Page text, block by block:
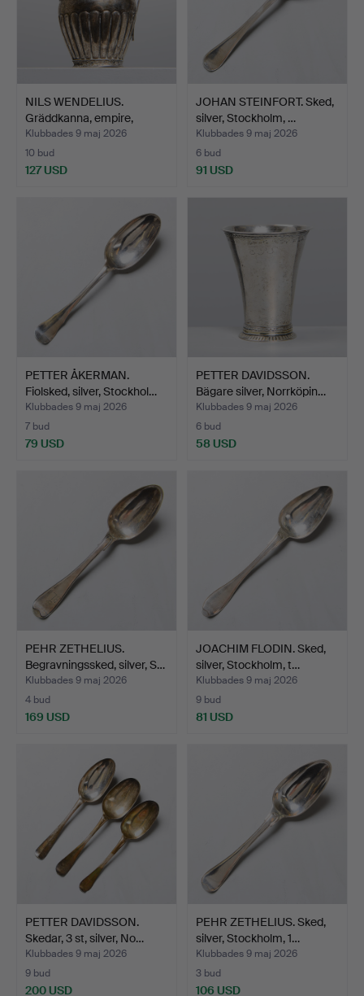
NILS WENDELIUS.
Gräddkanna, empire,
silver…
Klubbades 9 maj 2026
10 bud
127 USD
JOHAN STEINFORT. Sked,
silver, Stockholm, …
Klubbades 9 maj 2026
6 bud
91 USD
PETTER ÅKERMAN.
Fiolsked, silver, Stockhol…
Klubbades 9 maj 2026
7 bud
79 USD
PETTER DAVIDSSON.
Bägare silver, Norrköpin…
Klubbades 9 maj 2026
6 bud
58 USD
PEHR ZETHELIUS.
Begravningssked, silver, S…
Klubbades 9 maj 2026
4 bud
169 USD
JOACHIM FLODIN. Sked,
silver, Stockholm, t…
Klubbades 9 maj 2026
9 bud
81 USD
PETTER DAVIDSSON.
Skedar, 3 st, silver, No…
Klubbades 9 maj 2026
9 bud
200 USD
PEHR ZETHELIUS. Sked,
silver, Stockholm, 1…
Klubbades 9 maj 2026
3 bud
106 USD